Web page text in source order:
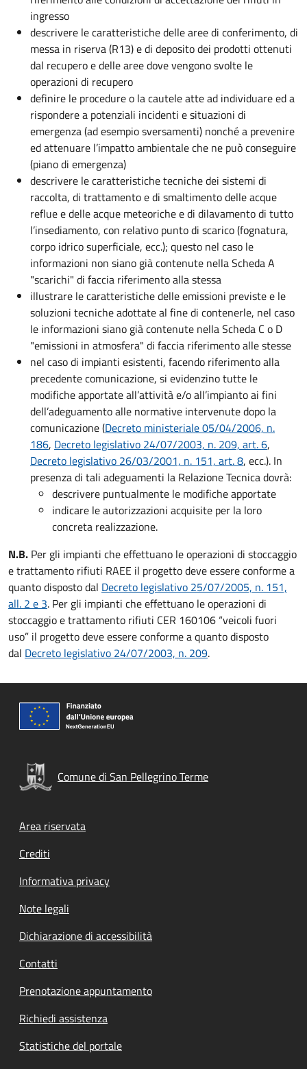
ingresso
descrivere le caratteristiche delle aree di conferimento, di
messa in riserva (R13) e di deposito dei prodotti ottenuti
dal recupero e delle aree dove vengono svolte le
operazioni di recupero
definire le procedure o la cautele atte ad individuare ed a
rispondere a potenziali incidenti e situazioni di
emergenza (ad esempio sversamenti) nonché a prevenire
ed attenuare l’impatto ambientale che ne può conseguire
(piano di emergenza)
descrivere le caratteristiche tecniche dei sistemi di
raccolta, di trattamento e di smaltimento delle acque
reflue e delle acque meteoriche e di dilavamento di tutto
l’insediamento, con relativo punto di scarico (fognatura,
corpo idrico superficiale, ecc.); questo nel caso le
informazioni non siano già contenute nella Scheda A
"scarichi" di faccia riferimento alla stessa
illustrare le caratteristiche delle emissioni previste e le
soluzioni tecniche adottate al fine di contenerle, nel caso
le informazioni siano già contenute nella Scheda C o D
"emissioni in atmosfera" di faccia riferimento alle stesse
nel caso di impianti esistenti, facendo riferimento alla
precedente comunicazione, si evidenzino tutte le
modifiche apportate all’attività e/o all’impianto ai fini
dell’adeguamento alle normative intervenute dopo la
comunicazione (Decreto ministeriale 05/04/2006, n.
186, Decreto legislativo 24/07/2003, n. 209, art. 6,
Decreto legislativo 26/03/2001, n. 151, art. 8, ecc.). In
presenza di tali adeguamenti la Relazione Tecnica dovrà:
descrivere puntualmente le modifiche apportate
indicare le autorizzazioni acquisite per la loro
concreta realizzazione.
N.B. Per gli impianti che effettuano le operazioni di stoccaggio
e trattamento rifiuti RAEE il progetto deve essere conforme a
quanto disposto dal Decreto legislativo 25/07/2005, n. 151,
all. 2 e 3. Per gli impianti che effettuano le operazioni di
stoccaggio e trattamento rifiuti CER 160106 “veicoli fuori
uso” il progetto deve essere conforme a quanto disposto
dal Decreto legislativo 24/07/2003, n. 209.
Comune di San Pellegrino Terme
Footer menu
Area riservata
Crediti
Informativa privacy
Note legali
Dichiarazione di accessibilità
Contatti
Prenotazione appuntamento
Richiedi assistenza
Statistiche del portale